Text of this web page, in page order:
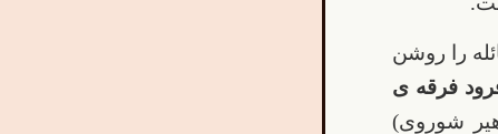
را روشن
فرقه ی
شوروی)